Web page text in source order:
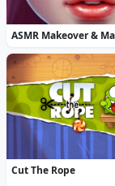
Cut The Rope